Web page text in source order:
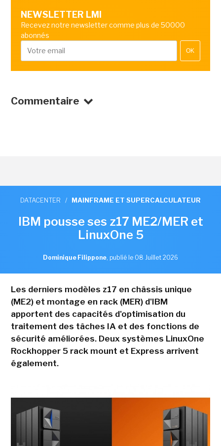
NEWSLETTER LMI
Recevez notre newsletter comme plus de 50000
abonnés
OK
Commentaire
DATACENTER / MAINFRAME ET SUPERCALCULATEUR
IBM pousse ses z17 ME2/MER et
LinuxOne 5
Dominique Filippone, publié le 08 Juillet 2026
Les derniers modèles z17 en châssis unique
(ME2) et montage en rack (MER) d'IBM
apportent des capacités d'optimisation du
traitement des tâches IA et des fonctions de
sécurité améliorées. Deux systèmes LinuxOne
Rockhopper 5 rack mount et Express arrivent
également.